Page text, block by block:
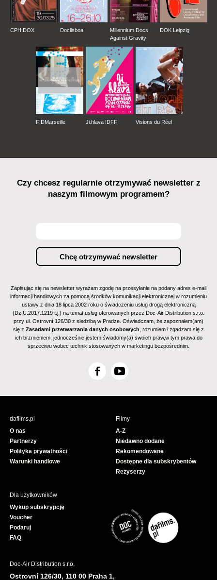
CPH:DOX Doclisboa
Millennium Docs
Against Gravity
DOK Leipzig
FIDMarseille Ji.hlava IDFF Visions du Réel
Czy chcesz regularnie otrzymywać newsletter z
naszym filmowym programem?
Zapisując się na newsletter wyrażam zgodę na przesyłanie na podany adres e-mail
informacji handlowych za pomocą środków komunikacji elektronicznej w rozumieniu
ustawy z dnia 18 lipca 2002 roku o świadczeniu usług drogą elektroniczną
(Dz.U.2017.1219 t.j.) na temat usług oferowanych przez Doc-Air Distribution s.r.o.
przy ul. Ostrovní 126/30 z siedzibą w Pradze. Oświadczam, że zapoznałem(am)
się z Zasadami przetwarzania danych osobowych , rozumiem i zgadzam się z
ich brzmieniem, jednocześnie jestem świadomy(a) swoich praw,w tym prawa do
sprzeciwu wobec technik stosowanych w marketingu bezpośrednim.
F
c
Y
u
e
dafilms.pl
O nas
Partnerzy
Polityka prywatności
Warunki handlowe
Filmy
A-Z
Niedawno dodane
Rekomendowane
Dostępne dla subskrybentów
Reżyserzy
Dla użytkowników
Wykup subskrypcję
Voucher
Podaruj
FAQ
Doc-Air Distribution s.r.o.
Ostrovní 126/30, 110 00 Praha 1,